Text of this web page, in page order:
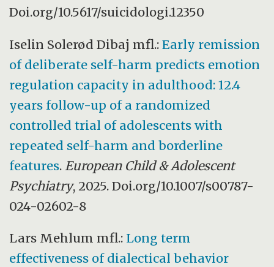
Doi.org/10.5617/suicidologi.12350
Iselin Solerød Dibaj mfl.:Early remission
of deliberate self-harm predicts emotion
regulation capacity in adulthood: 12.4
years follow-up of a randomized
controlled trial of adolescents with
repeated self-harm and borderline
features. European Child & Adolescent
Psychiatry, 2025. Doi.org/10.1007/s00787-
024-02602-8
Lars Mehlum mfl.: Long term
effectiveness of dialectical behavior